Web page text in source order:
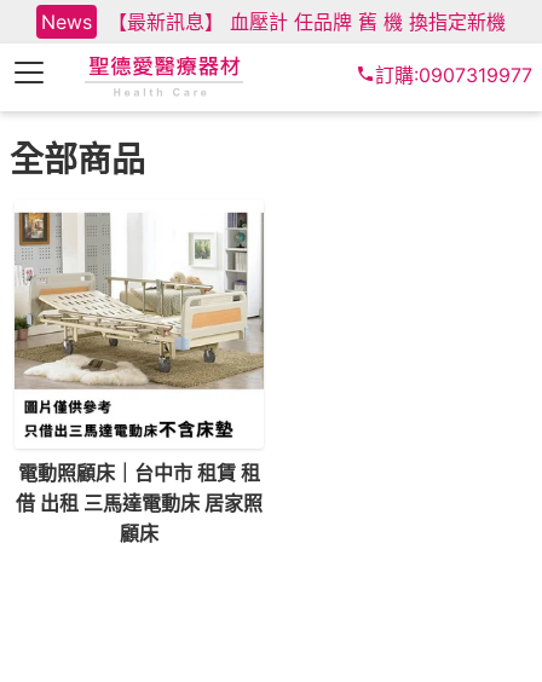
News 【最新訊息】 血壓計 任品牌 舊 機 換指定新機
訂購:0907319977
全部商品
電動照顧床｜台中市 租賃 租
借 出租 三馬達電動床 居家照
顧床